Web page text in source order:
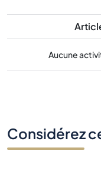
Aucune
Considérez